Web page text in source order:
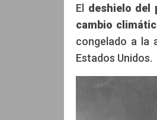
El deshielo del
cambio
congelado a la
Estados Unidos.